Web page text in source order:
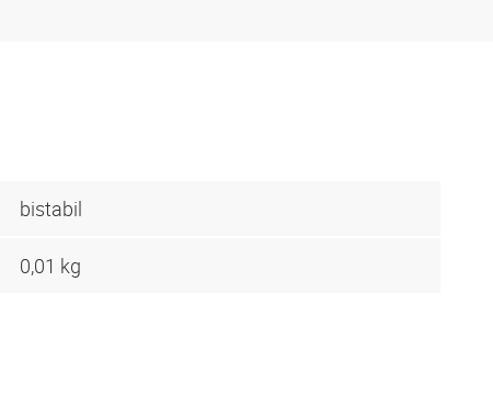
bistabil
0,01 kg